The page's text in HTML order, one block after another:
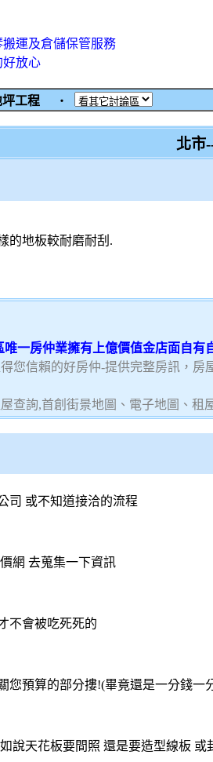
運及倉儲保管服務
好放心
坪工程 ‧
北市
的地板較耐磨耐刮.
唯一房仲業擁有上億價值金店面自有
您信賴的好房仲-提供完整房訊，房
查詢,首創街景地圖、電子地圖、租
司 或不知道接洽的流程
網 去蒐集一下資訊
不會被吃死死的
您預算的部分摟!(畢竟還是一分錢一
說天花板要間照 還是要造型線板